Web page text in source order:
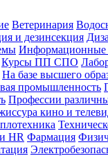
Ветеринария
и дезинсекция
Информационные
Курсы ПП СПО
На базе высшего
промышленность
Профессии
кино и
HR Фармация